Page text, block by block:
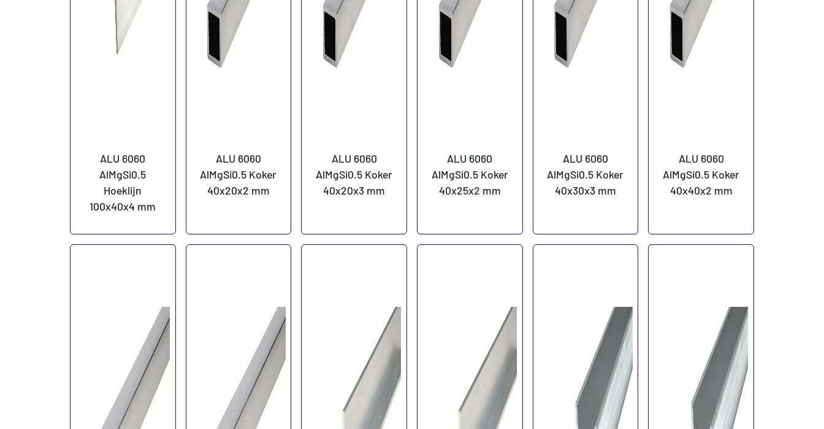
ALU 6060
AlMgSi0.5
Hoeklijn
100x40x4 mm
ALU 6060
AlMgSi0.5 Koker
40x20x2 mm
ALU 6060
AlMgSi0.5 Koker
40x20x3 mm
ALU 6060
AlMgSi0.5 Koker
40x25x2 mm
ALU 6060
AlMgSi0.5 Koker
40x30x3 mm
ALU 6060
AlMgSi0.5 Koker
40x40x2 mm